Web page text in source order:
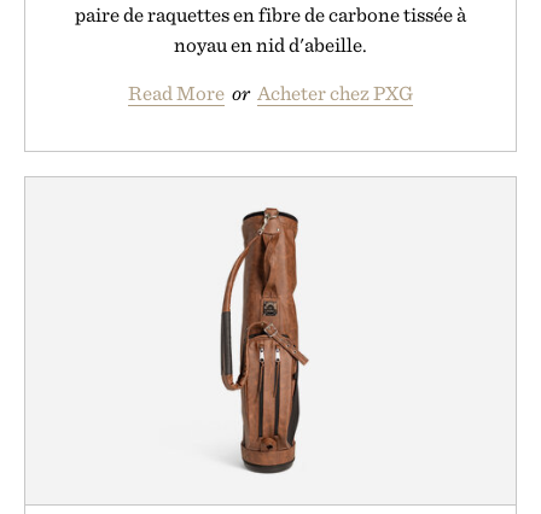
paire de raquettes en fibre de carbone tissée à
noyau en nid d'abeille.
Read More or Acheter chez PXG